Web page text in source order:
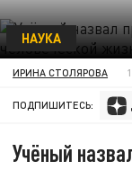
НАУКА
ИРИНА СТОЛЯРОВА
ПОДПИШИТЕСЬ:
Учёный